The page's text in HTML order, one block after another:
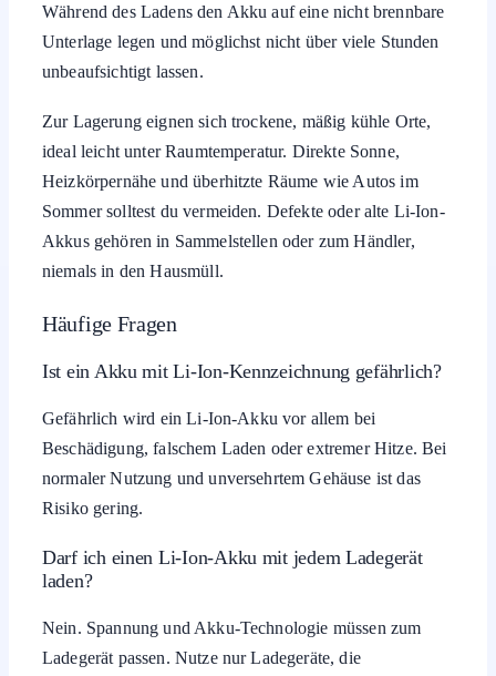
Während des Ladens den Akku auf eine nicht brennbare
Unterlage legen und möglichst nicht über viele Stunden
unbeaufsichtigt lassen.
Zur Lagerung eignen sich trockene, mäßig kühle Orte,
ideal leicht unter Raumtemperatur. Direkte Sonne,
Heizkörpernähe und überhitzte Räume wie Autos im
Sommer solltest du vermeiden. Defekte oder alte Li-Ion-
Akkus gehören in Sammelstellen oder zum Händler,
niemals in den Hausmüll.
Häufige Fragen
Ist ein Akku mit Li-Ion-Kennzeichnung gefährlich?
Gefährlich wird ein Li-Ion-Akku vor allem bei
Beschädigung, falschem Laden oder extremer Hitze. Bei
normaler Nutzung und unversehrtem Gehäuse ist das
Risiko gering.
Darf ich einen Li-Ion-Akku mit jedem Ladegerät
laden?
Nein. Spannung und Akku-Technologie müssen zum
Ladegerät passen. Nutze nur Ladegeräte, die